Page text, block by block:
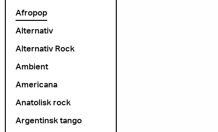
Afropop
Alternativ
Alternativ Rock
Ambient
Americana
Anatolisk rock
Argentinsk tango